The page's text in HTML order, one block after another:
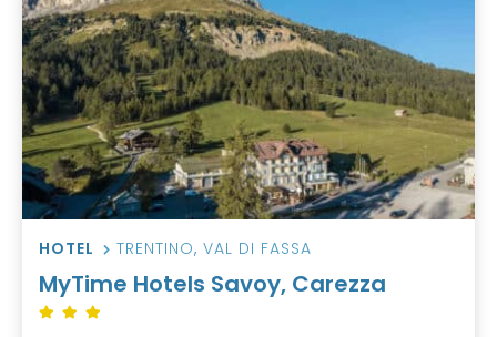
HOTEL TRENTINO, VAL DI FASSA
MyTime Hotels Savoy, Carezza